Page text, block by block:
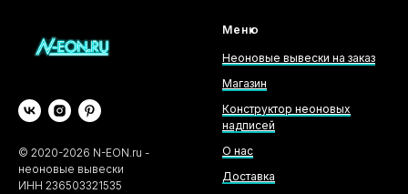
© 2020-2026 N-EON.ru -
неоновые вывески
ИНН 236503321535
Меню
Неоновые вывески на заказ
Магазин
Конструктор неоновых
надписей
О нас
Доставка